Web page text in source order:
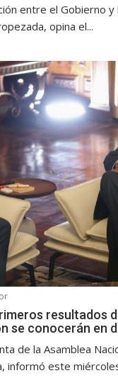
entre el Gobierno y
opina el...
resultados
se conocerán en
de la Asamblea
informó este